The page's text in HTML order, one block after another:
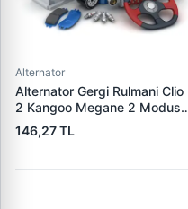
Alternator
Alternator Gergi Rulmani Clio
2 Kangoo Megane 2 Modus
Micra 3 1.5DCI / 1.4 / 1.6 16V
K4M K4J K9K | WAGENBURG
146,27 TL